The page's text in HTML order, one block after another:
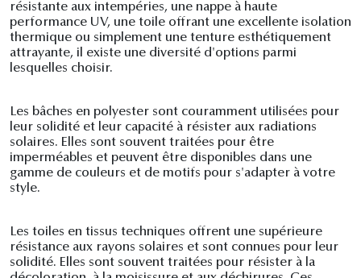
résistante aux intempéries, une nappe à haute
performance UV, une toile offrant une excellente isolation
thermique ou simplement une tenture esthétiquement
attrayante, il existe une diversité d'options parmi
lesquelles choisir.
Les bâches en polyester sont couramment utilisées pour
leur solidité et leur capacité à résister aux radiations
solaires. Elles sont souvent traitées pour être
imperméables et peuvent être disponibles dans une
gamme de couleurs et de motifs pour s'adapter à votre
style.
Les toiles en tissus techniques offrent une supérieure
résistance aux rayons solaires et sont connues pour leur
solidité. Elles sont souvent traitées pour résister à la